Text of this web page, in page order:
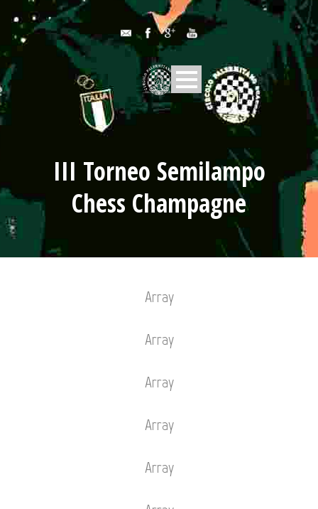
III Torneo Semilampo
Chess Champagne
Array
Array
Array
Array
Array